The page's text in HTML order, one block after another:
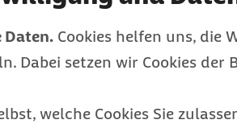
Daten. Cookies helfen uns, die
Dabei setzen wir Cookies der
welche Cookies Sie
und Arbeitnehmern
des halben Beitragssatzes
Verdopplung des